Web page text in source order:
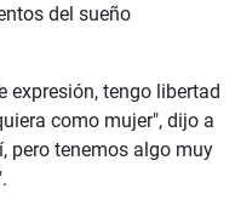
del sueño
expresión, tengo libertad
como mujer", dijo a
pero tenemos algo muy